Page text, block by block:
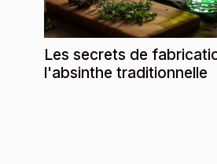
Les secrets de
l'absinthe traditionnelle